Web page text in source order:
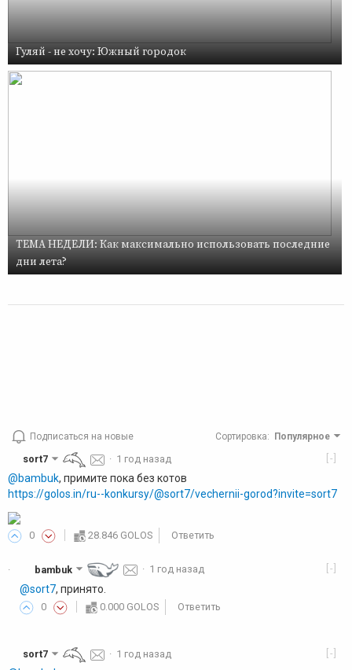
Гуляй - не хочу: Южный городок
ТЕМА НЕДЕЛИ: Как максимально использовать последние
дни лета?
Подписаться на новые Сортировка: Популярное
[-]
sort7 · 1 год назад
@bambuk, примите пока без котов
https://golos.in/ru--konkursy/@sort7/vechernii-gorod?invite=sort7
0 28.846 GOLOS Ответить
· [-]
bambuk · 1 год назад
@sort7, принято.
0 0.000 GOLOS Ответить
[-]
sort7 · 1 год назад